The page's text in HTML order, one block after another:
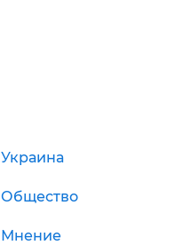
Украина
Общество
Мнение